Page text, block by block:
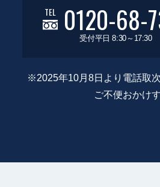
TEL 0120-68-
受付平日 8:30～17:30
※2025年10月8日より電話取
ご不便おかけ